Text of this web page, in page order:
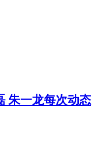
朱一龙每次动态